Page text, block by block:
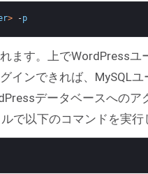
> -p
ます。上でWordPressユ
インできれば、MySQL
データベースへのア
で以下のコマンドを実行